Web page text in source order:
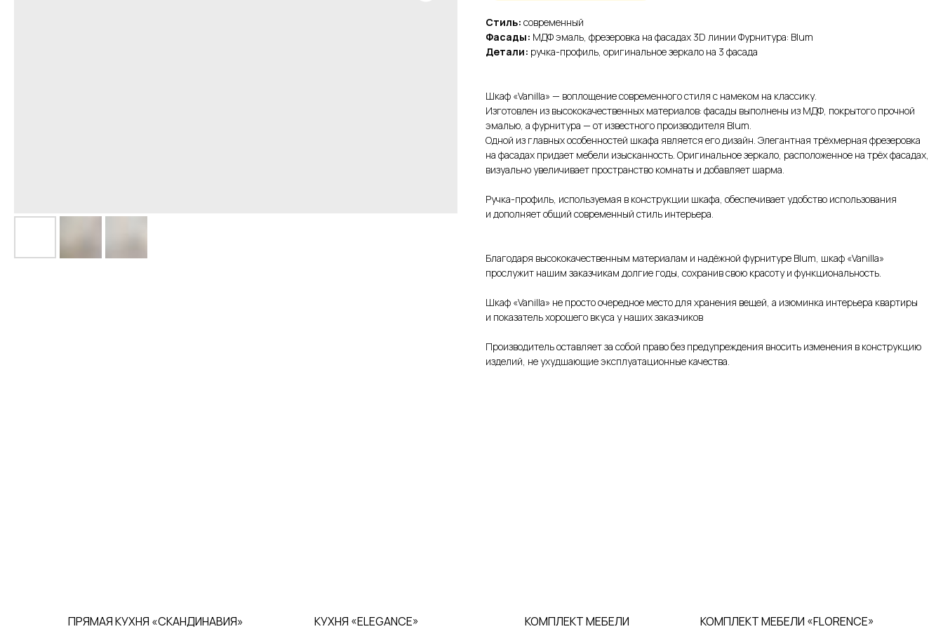
Стиль: современный
Фасады: МДФ эмаль, фрезеровка на фасадах 3D линии Фурнитура: Blum
Детали: ручка-профиль, оригинальное зеркало на 3 фасада
Шкаф «Vanilla» — воплощение современного стиля с намеком на классику.
Изготовлен из высококачественных материалов: фасады выполнены из МДФ, покрытого прочной
эмалью, а фурнитура — от известного производителя Blum.
Одной из главных особенностей шкафа является его дизайн. Элегантная трёхмерная фрезеровка
на фасадах придает мебели изысканность. Оригинальное зеркало, расположенное на трёх фасадах,
визуально увеличивает пространство комнаты и добавляет шарма.
Ручка-профиль, используемая в конструкции шкафа, обеспечивает удобство использования
и дополняет общий современный стиль интерьера.
Благодаря высококачественным материалам и надёжной фурнитуре Blum, шкаф «Vanilla»
прослужит нашим заказчикам долгие годы, сохранив свою красоту и функциональность.
Шкаф «Vanilla» не просто очередное место для хранения вещей, а изюминка интерьера квартиры
и показатель хорошего вкуса у наших заказчиков
Производитель оставляет за собой право без предупреждения вносить изменения в конструкцию
изделий, не ухудшающие эксплуатационные качества.
ПРЯМАЯ КУХНЯ «СКАНДИНАВИЯ» КУХНЯ «ELEGANCE» КОМПЛЕКТ МЕБЕЛИ КОМПЛЕКТ МЕБЕЛИ «FLORENCE»